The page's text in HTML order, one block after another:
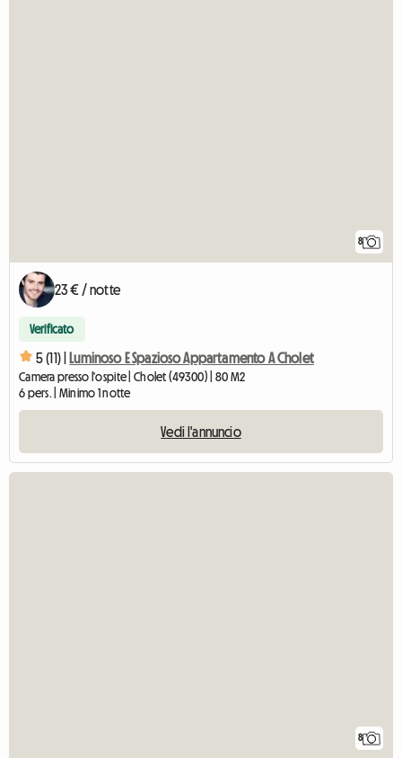
8
23 € / notte
Verificato
5 (11) | Luminoso E Spazioso Appartamento A Cholet
Camera presso l'ospite | Cholet (49300) | 80 M2
6 pers. | Minimo 1 notte
Vedi l'annuncio
8